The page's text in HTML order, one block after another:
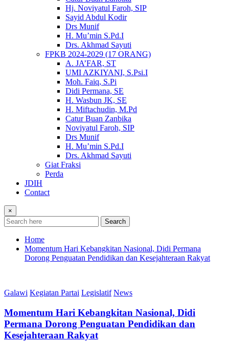
Hj. Noviyatul Faroh, SIP
Sayid Abdul Kodir
Drs Munif
H. Mu’min S.Pd.I
Drs. Akhmad Sayuti
FPKB 2024-2029 (17 ORANG)
A. JA’FAR, ST
UMI AZKIYANI, S.Psi.I
Moh. Faiq, S.Pi
Didi Permana, SE
H. Wasbun JK, SE
H. Miftachudin, M.Pd
Catur Buan Zanbika
Noviyatul Faroh, SIP
Drs Munif
H. Mu’min S.Pd.I
Drs. Akhmad Sayuti
Giat Fraksi
Perda
JDIH
Contact
×
Search
Home
Momentum Hari Kebangkitan Nasional, Didi Permana
Dorong Penguatan Pendidikan dan Kesejahteraan Rakyat
Galawi Kegiatan Partai Legislatif News
Momentum Hari Kebangkitan Nasional, Didi
Permana Dorong Penguatan Pendidikan dan
Kesejahteraan Rakyat